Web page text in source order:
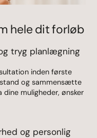
hele dit forløb
tryg planlægning
inden første
og sammensætte
muligheder, ønsker
og personlig